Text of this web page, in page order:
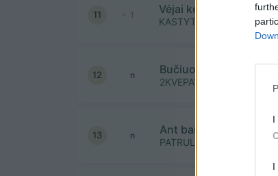
I
I
11 1 Vėjai keturi
KASTYTIS KERBEDIS
12 n Bučiuoji kaip ne
2KVEPAVIMAS
13 n Ant bangos
PATRULIAI